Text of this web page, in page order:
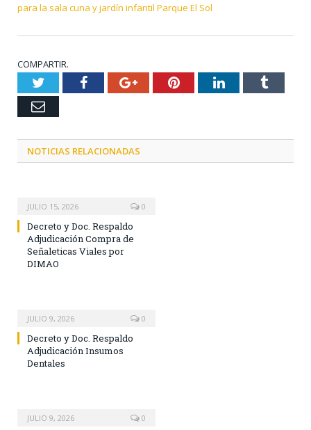
para la sala cuna y jardín infantil Parque El Sol
COMPARTIR.
TwitterFacebookGoogle+PinterestLinkedInTumblr
Email
NOTICIAS RELACIONADAS
JULIO 15, 2026 0
Decreto y Doc. Respaldo
Adjudicación Compra de
Señaleticas Viales por
DIMAO
JULIO 9, 2026 0
Decreto y Doc. Respaldo
Adjudicación Insumos
Dentales
JULIO 9, 2026 0